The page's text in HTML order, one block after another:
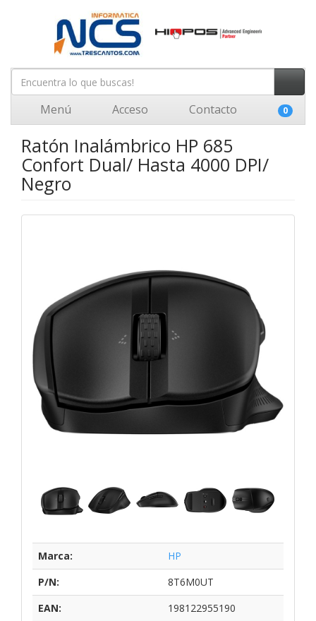
Menú Acceso Contacto 0
Ratón Inalámbrico HP 685
Confort Dual/ Hasta 4000 DPI/
Negro
Marca:
HP
P/N:
8T6M0UT
EAN:
198122955190